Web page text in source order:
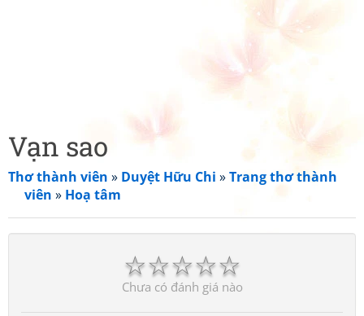
Vạn sao
Thơ thành viên » Duyệt Hữu Chi »Trang thơ thành
viên » Hoạ tâm
☆
☆
☆
☆
☆
Chưa có đánh giá nào